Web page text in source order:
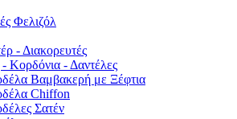
Φελιζόλ
- Διακορευτές
Κορδόνια - Δαντέλες
Βαμβακερή με Ξέφτια
Chiffon
Σατέν